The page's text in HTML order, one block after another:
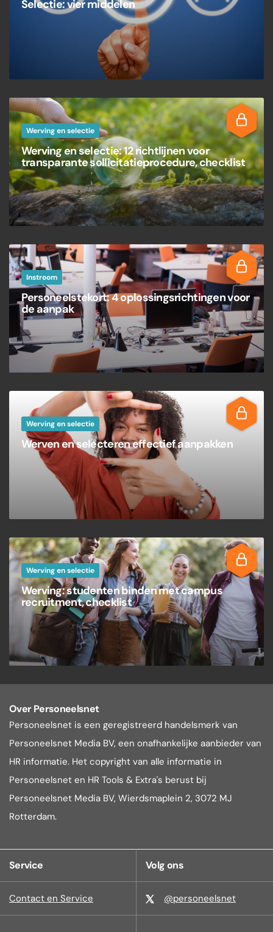
Selectie: vier middelen
Werving en selectie
Werving en selectie: 12 richtlijnen voor
transparante sollicitatieprocedure, checklist
Instroom
Personeelstekort: 4 oplossingsrichtingen voor
de aanpak
Werving en selectie
Werven en selecteren effectief aanpakken
Werving en selectie
Werving: studenten binden met campus
recruitment, checklist
Over Personeelsnet
Personeelsnet is een geregistreerd handelsmerk van
Personeelsnet Media BV, een onafhankelijke aanbieder van
HR informatie. Het copyright van alle informatie in
Personeelsnet en HR Tools & Extra's berust bij
Personeelsnet Media BV, Wierdsmaplein 2, 3072 MJ
Rotterdam.
Service
Contact en Service
Volg ons
@personeelsnet